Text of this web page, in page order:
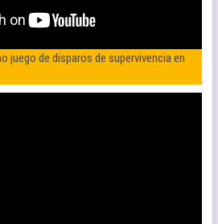
juego de disparos de supervivencia en